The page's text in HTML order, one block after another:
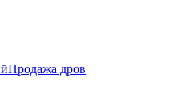
Продажа дров